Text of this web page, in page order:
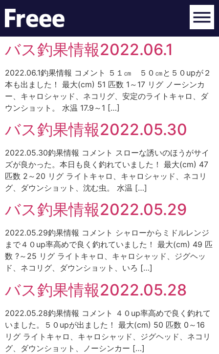
バス釣果情報2022.06.1
2022.06.1釣果情報 コメント ５１㎝ ５０㎝と５０upが２
本も出ました！ 最大(cm) 51 匹数 1～17 リグ ノーシンカ
ー、キャロシャッド、ネコリグ、安定のライトキャロ、ダ
ウンショット。 水温 17.9～1 […]
バス釣果情報2022.05.30
2022.05.30釣果情報 コメント スローな誘いのほうがサイ
ズが良かった。本日も良く釣れていました！ 最大(cm) 47
匹数 2～20 リグ ライトキャロ、キャロシャッド、ネコリ
グ、ダウンショット、沈む虫。 水温 […]
バス釣果情報2022.05.29
2022.05.29釣果情報 コメント シャローからミドルレンジ
まで４０up率高めで良く釣れていました！ 最大(cm) 49 匹
数 ?～25 リグ ライトキャロ、キャロシャッド、ジグヘッ
ド、ネコリグ、ダウンショット、いろ […]
バス釣果情報2022.05.28
2022.05.28釣果情報 コメント ４０up率高めで良く釣れて
いました。５０upが出ました！ 最大(cm) 50 匹数 0～16
リグ ライトキャロ、キャロシャッド、ジグヘッド、ネコリ
グ、ダウンショット、ノーシンカー […]